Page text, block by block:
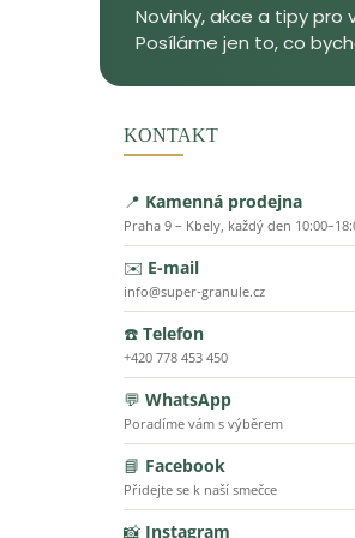
KONTAKT
📍 Kamenná prodejna
Praha 9 – Kbely, každý den
✉️ E-mail
info@super-granule.cz
☎️ Telefon
+420 778 453 450
💬 WhatsApp
Poradíme vám s výběrem
📘 Facebook
Přidejte se k naší smečce
📸 Instagram